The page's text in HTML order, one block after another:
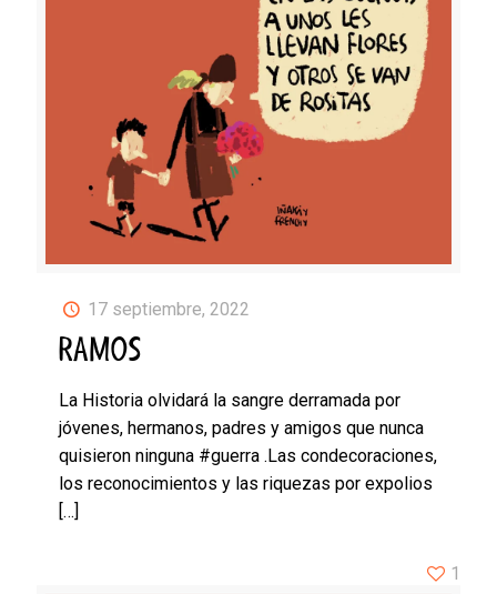
17 septiembre, 2022
RAMOS
La Historia olvidará la sangre derramada por
jóvenes, hermanos, padres y amigos que nunca
quisieron ninguna #guerra .Las condecoraciones,
los reconocimientos y las riquezas por expolios
[…]
1